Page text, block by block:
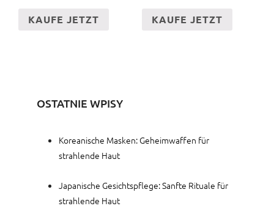
KAUFE JETZT KAUFE JETZT
OSTATNIE WPISY
Koreanische Masken: Geheimwaffen für
strahlende Haut
Japanische Gesichtspflege: Sanfte Rituale für
strahlende Haut